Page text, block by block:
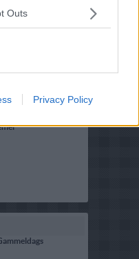
Outs
Privacy Policy